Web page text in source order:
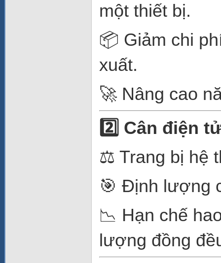
một thiết bị.
📦 Giảm chi
xuất.
🚀 Nâng cao
2️ Cân điện
⚖️ Trang bị hệ
🎯 Định lượng
📉 Hạn chế
lượng đồng